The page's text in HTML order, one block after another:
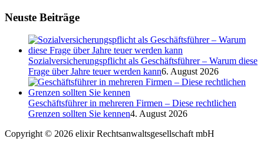
Neuste Beiträge
Sozialversicherungspflicht als Geschäftsführer – Warum diese
Frage über Jahre teuer werden kann6. August 2026
Geschäftsführer in mehreren Firmen – Diese rechtlichen
Grenzen sollten Sie kennen4. August 2026
Copyright © 2026 elixir Rechtsanwaltsgesellschaft mbH